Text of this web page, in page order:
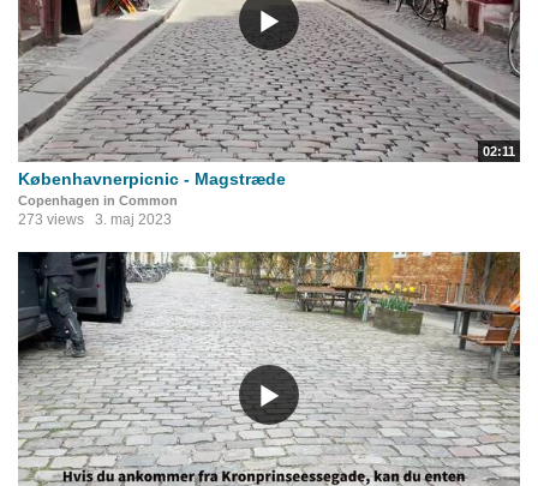
02:11
Københavnerpicnic - Magstræde
Copenhagen in Common
273 views 3. maj 2023